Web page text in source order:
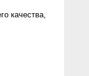
качества,